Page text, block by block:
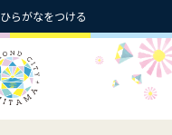
ひらがなをつける